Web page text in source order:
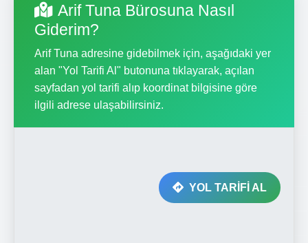
Arif Tuna Bürosuna Nasıl
Giderim?
Arif Tuna adresine gidebilmek için, aşağıdaki yer
alan "Yol Tarifi Al" butonuna tıklayarak, açılan
sayfadan yol tarifi alıp koordinat bilgisine göre
ilgili adrese ulaşabilirsiniz.
YOL TARİFİ AL